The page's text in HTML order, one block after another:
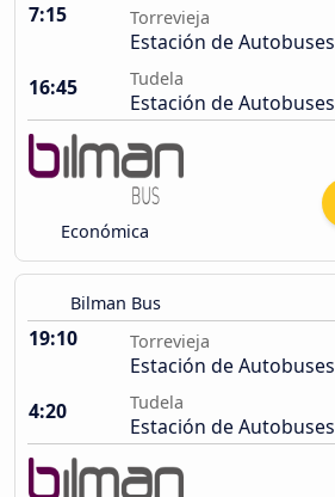
7:15 Torrevieja
Estación de Autobuses
16:45
Tudela
Estación de Autobuses
Económica
Bilman Bus
19:10 Torrevieja
Estación de Autobuses
4:20
Tudela
Estación de Autobuses